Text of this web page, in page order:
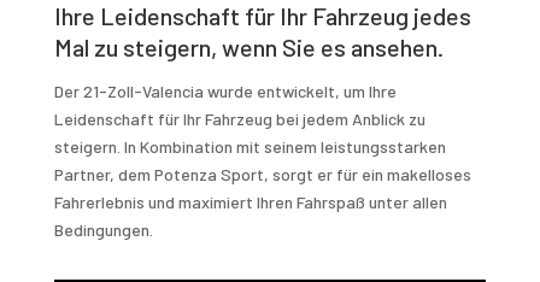
Ihre Leidenschaft für Ihr Fahrzeug jedes
Mal zu steigern, wenn Sie es ansehen.
Der 21-Zoll-Valencia wurde entwickelt, um Ihre
Leidenschaft für Ihr Fahrzeug bei jedem Anblick zu
steigern. In Kombination mit seinem leistungsstarken
Partner, dem Potenza Sport, sorgt er für ein makelloses
Fahrerlebnis und maximiert Ihren Fahrspaß unter allen
Bedingungen.